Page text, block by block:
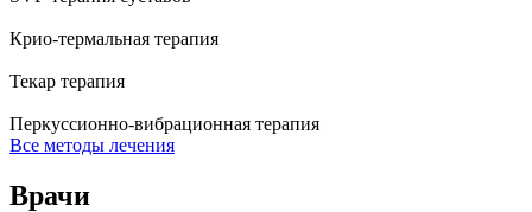
Крио-термальная терапия
Текар терапия
Перкуссионно-вибрационная терапия
Все методы лечения
Врачи